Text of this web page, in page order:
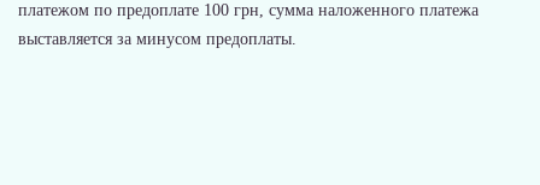
платежом по предоплате 100 грн, сумма наложенного платежа
выставляется за минусом предоплаты.